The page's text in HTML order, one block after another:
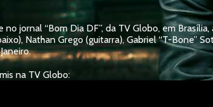
jornal “Bom Dia DF”, da TV Globo, em
Nathan Grego (guitarra), Gabriel “T-Bone”
na TV Globo: